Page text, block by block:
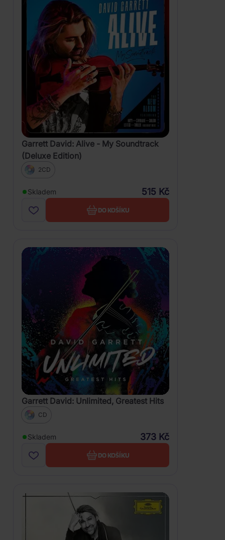
Garrett David: Alive - My Soundtrack
(Deluxe Edition)
2CD
Skladem 515 Kč
DO KOŠÍKU
Garrett David: Unlimited, Greatest Hits
CD
Skladem 373 Kč
DO KOŠÍKU